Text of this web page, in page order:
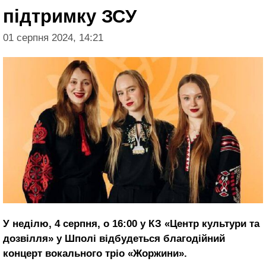
підтримку ЗСУ
01 серпня 2024, 14:21
У неділю, 4 серпня, о 16:00 у КЗ «Центр культури та
дозвілля» у Шполі відбудеться благодійний
концерт вокального тріо «Жоржини».